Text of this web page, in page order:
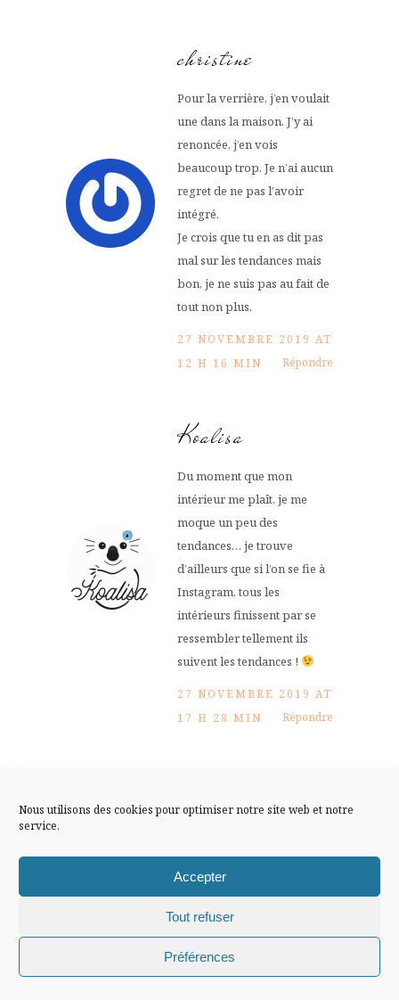
Nous utilisons des cookies pour optimiser notre site web et notre
service.
Accepter
Tout refuser
Préférences
christine
Pour la verrière, j’en voulait
une dans la maison. J’y ai
renoncée, j’en vois
beaucoup trop. Je n’ai aucun
regret de ne pas l’avoir
intégré.
Je crois que tu en as dit pas
mal sur les tendances mais
bon, je ne suis pas au fait de
tout non plus.
27 NOVEMBRE 2019 AT
12 H 16 MIN
Répondre
Koalisa
Du moment que mon
intérieur me plaît, je me
moque un peu des
tendances… je trouve
d’ailleurs que si l’on se fie à
Instagram, tous les
intérieurs finissent par se
ressembler tellement ils
suivent les tendances !
27 NOVEMBRE 2019 AT
17 H 28 MIN
Répondre
Lifestyle,
Mode, Voyage
FLUX INSTA
Suivre sur Instagram